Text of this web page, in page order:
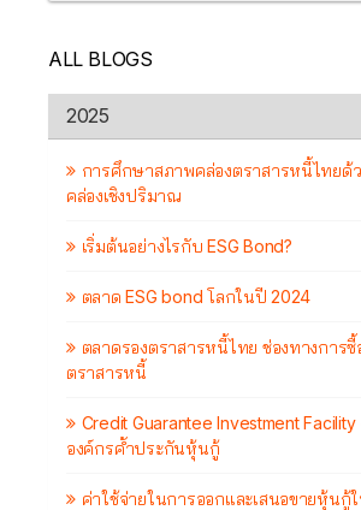
ALL BLOGS
2025
การศึกษาสภาพคล่องตราสารหนี้ไทยด้
คล่องเชิงปริมาณ
เริ่มต้นอย่างไรกับ ESG Bond?
ตลาด ESG bond โลกในปี 2024
ตลาดรองตราสารหนี้ไทย ช่องทางการซื้
ตราสารหนี้
Credit Guarantee Investment Facility
องค์กรค้ำประกันหุ้นกู้
ค่าใช้จ่ายในการออกและเสนอขายหุ้นกู้